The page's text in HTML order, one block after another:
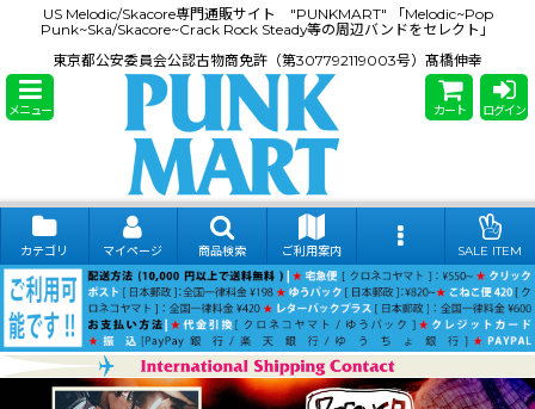
US Melodic/Skacore専門通販サイト "PUNKMART" 「Melodic~Pop
Punk~Ska/Skacore~Crack Rock Steady等の周辺バンドをセレクト」
東京都公安委員会公認古物商免許（第307792119003号）髙橋伸幸
メニュー カート ログイン
カテゴリ マイページ 商品検索 ご利用案内 SALE ITEM